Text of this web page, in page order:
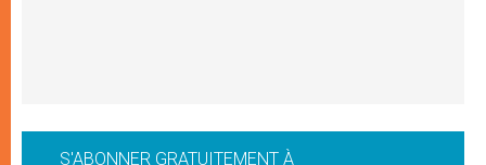
S'ABONNER GRATUITEMENT À